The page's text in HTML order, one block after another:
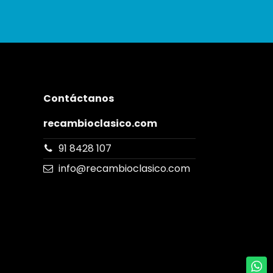
Contáctanos
recambioclasico.com
91 8428 107
info@recambioclasico.com